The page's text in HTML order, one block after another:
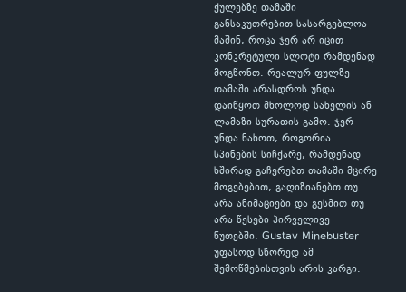
ქულებზე თამაში
განსაკუთრებით სასარგებლოა
მაშინ, როცა ჯერ არ იცით
კონკრეტული სლოტი რამდენად
მოგწონთ. რეალურ ფულზე
თამაში არასდროს უნდა
დაიწყოთ მხოლოდ სახელის ან
ლამაზი სურათის გამო. ჯერ
უნდა ნახოთ, როგორია
სპინების სიჩქარე, რამდენად
ხშირად გაჩერებთ თამაში მცირე
მოგებებით, გაღიზიანებთ თუ
არა ანიმაციები და გესმით თუ
არა წესები პირველივე
წუთებში. Gustav Minebuster
უფასოდ სწორედ ამ
შემოწმებისთვის არის კარგი.